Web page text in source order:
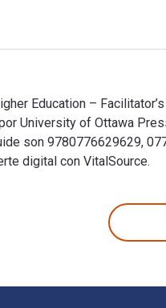
Education –
University of Ottawa
son 9780776629629,
digital con VitalSource.